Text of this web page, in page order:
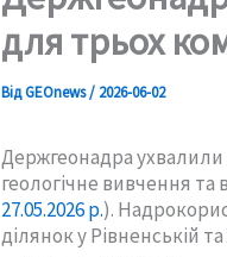
для трьох
ВідGEOnews/ 2026-06-02
Держгеонадра ухвалили
геологічне вивчення
27.05.2026 р.).
ділянок у Рівненській